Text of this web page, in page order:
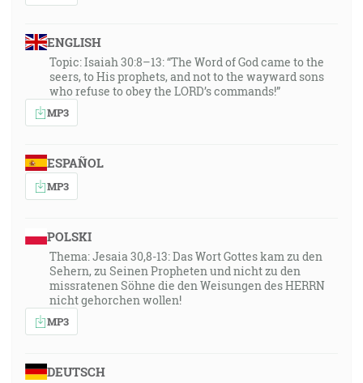
ENGLISH
Topic: Isaiah 30:8–13: “The Word of God came to the
seers, to His prophets, and not to the wayward sons
who refuse to obey the LORD’s commands!”
MP3
ESPAÑOL
MP3
POLSKI
Thema: Jesaia 30,8-13: Das Wort Gottes kam zu den
Sehern, zu Seinen Propheten und nicht zu den
missratenen Söhne die den Weisungen des HERRN
nicht gehorchen wollen!
MP3
DEUTSCH